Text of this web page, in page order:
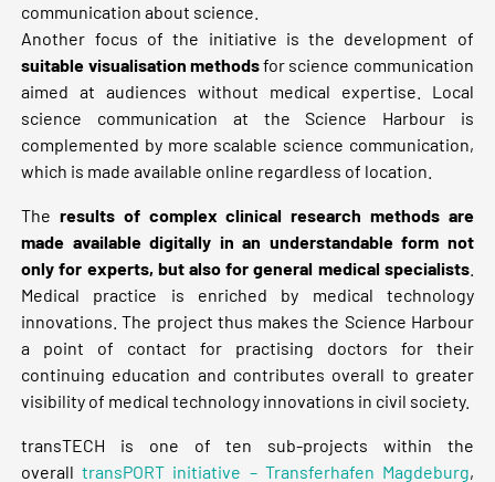
communication about science.
Another focus of the initiative is the development of
suitable visualisation methodsfor science communication
aimed at audiences without medical expertise. Local
science communication at the Science Harbour is
complemented by more scalable science communication,
which is made available online regardless of location.
The results of complex clinical research methods are
made available digitally in an understandable form not
only for experts, but also for general medical specialists.
Medical practice is enriched by medical technology
innovations. The project thus makes the Science Harbour
a point of contact for practising doctors for their
continuing education and contributes overall to greater
visibility of medical technology innovations in civil society.
transTECH is one of ten sub-projects within the
overalltransPORT initiative – Transferhafen Magdeburg,